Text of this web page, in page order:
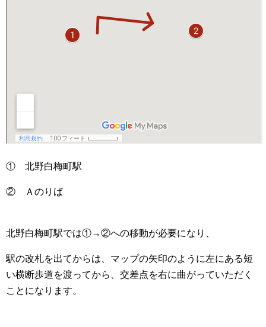
① 北野白梅町駅
② Ａのりば
北野白梅町駅では①→②への移動が必要になり、
駅の改札を出てからは、マップの矢印のように左にある短
い横断歩道を渡ってから、交差点を右に曲がっていただく
ことになります。